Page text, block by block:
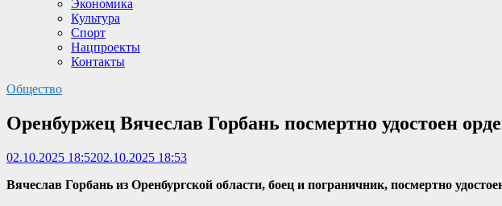
Экономика
Культура
Спорт
Нацпроекты
Контакты
Общество
Оренбуржец Вячеслав Горбань посмертно удостоен
02.10.2025 18:5202.10.2025 18:53
Вячеслав Горбань из Оренбургской области, боец и пограничник, посмертно